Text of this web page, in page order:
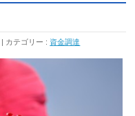
カテゴリー : 資金調達